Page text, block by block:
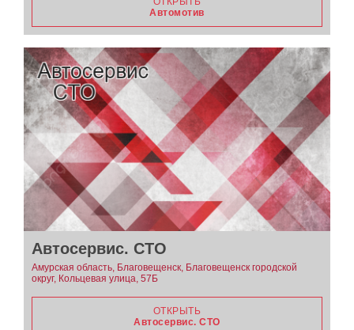
Автомотив
Автосервис. СТО
Амурская область, Благовещенск, Благовещенск городской
округ, Кольцевая улица, 57Б
ОТКРЫТЬ
Автосервис. СТО